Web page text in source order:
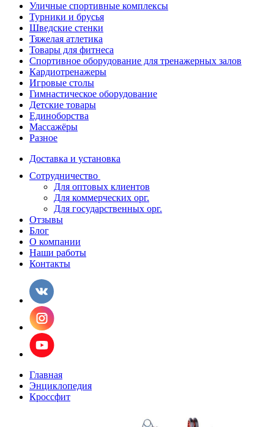
Уличные спортивные комплексы
Турники и брусья
Шведские стенки
Тяжелая атлетика
Товары для фитнеса
Спортивное оборудование для тренажерных залов
Кардиотренажеры
Игровые столы
Гимнастическое оборудование
Детские товары
Единоборства
Массажёры
Разное
Доставка и установка
Сотрудничество
Для оптовых клиентов
Для коммерческих орг.
Для государственных орг.
Отзывы
Блог
О компании
Наши работы
Контакты
Главная
Энциклопедия
Кроссфит